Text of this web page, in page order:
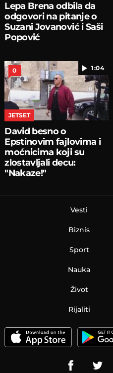
Lepa Brena odbila da
odgovori na pitanje o
Suzani Jovanović i Saši
Popović
1:04
0
JETSET
David besno o
Epstinovim fajlovima i
moćnicima koji su
zlostavljali decu:
"Nakaze!"
Vesti
Biznis
Sport
Nauka
Život
Rijaliti